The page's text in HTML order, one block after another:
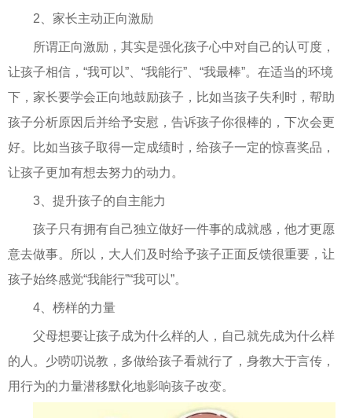
2、家长主动正向激励
所谓正向激励，其实是强化孩子心中对自己的认可度，
让孩子相信，“我可以”、“我能行”、“我最棒”。在适当的环境
下，家长要学会正向地鼓励孩子，比如当孩子失利时，帮助
孩子分析原因后并给予安慰，告诉孩子你很棒的，下次会更
好。比如当孩子取得一定成绩时，给孩子一定的惊喜奖品，
让孩子更加有想去努力的动力。
3、提升孩子的自主能力
孩子只有拥有自己独立做好一件事的成就感，他才更愿
意去做事。所以，大人们及时给予孩子正面反馈很重要，让
孩子始终感觉“我能行”“我可以”。
4、榜样的力量
父母想要让孩子成为什么样的人，自己就先成为什么样
的人。少唠叨说教，多做给孩子看就行了，身教大于言传，
用行为的力量潜移默化地影响孩子改变。